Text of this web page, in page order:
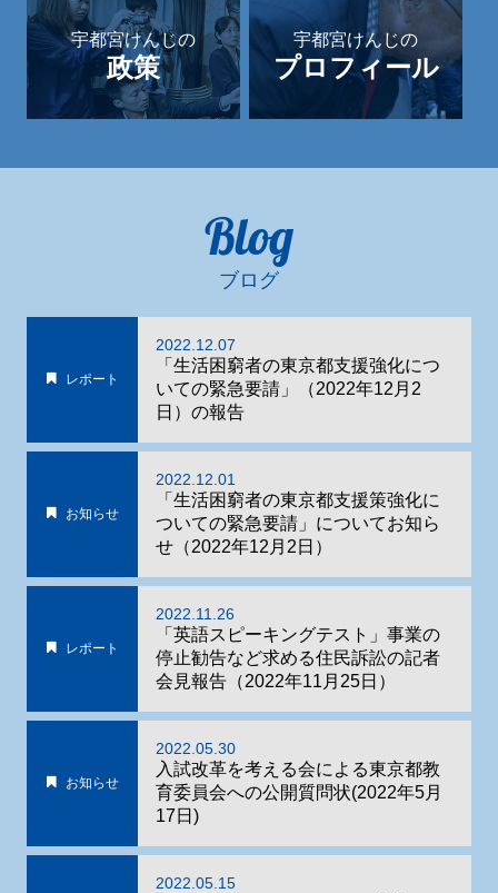
宇都宮けんじの
政策
宇都宮けんじの
プロフィール
Blog
ブログ
レポート
2022.12.07
「生活困窮者の東京都支援強化につ
いての緊急要請」（2022年12月2
日）の報告
お知らせ
2022.12.01
「生活困窮者の東京都支援策強化に
ついての緊急要請」についてお知ら
せ（2022年12月2日）
レポート
2022.11.26
「英語スピーキングテスト」事業の
停止勧告など求める住民訴訟の記者
会見報告（2022年11月25日）
お知らせ
2022.05.30
入試改革を考える会による東京都教
育委員会への公開質問状(2022年5月
17日)
2022.05.15